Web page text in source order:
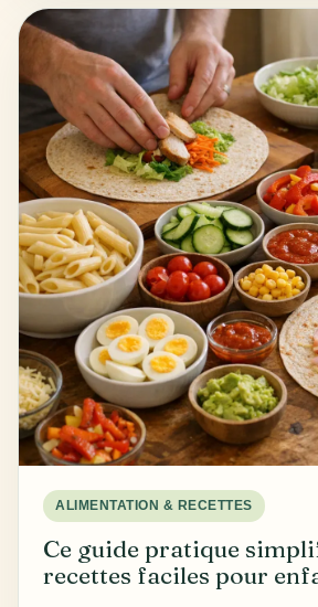
ALIMENTATION & RECETTES
Ce guide pratique
recettes faciles pour